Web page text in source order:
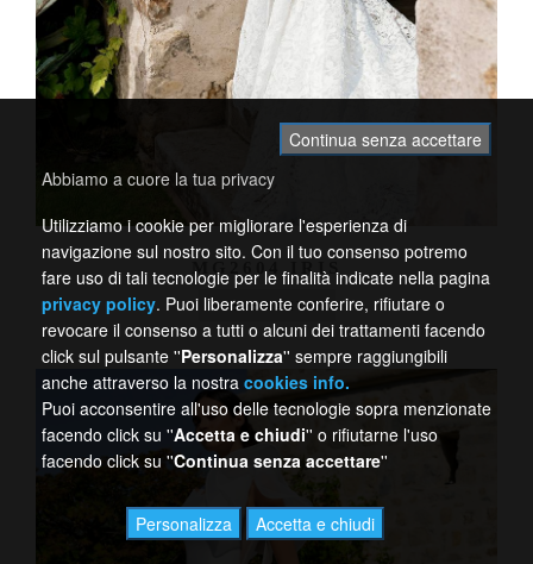
MG2604 IRIS
ELEGANTE
Continua senza accettare
Abbiamo a cuore la tua privacy
Utilizziamo i cookie per migliorare l'esperienza di
navigazione sul nostro sito. Con il tuo consenso potremo
fare uso di tali tecnologie per le finalità indicate nella pagina
privacy policy. Puoi liberamente conferire, rifiutare o
revocare il consenso a tutti o alcuni dei trattamenti facendo
click sul pulsante ''Personalizza'' sempre raggiungibili
anche attraverso la nostra cookies info.
Puoi acconsentire all'uso delle tecnologie sopra menzionate
facendo click su ''Accetta e chiudi'' o rifiutarne l'uso
facendo click su ''Continua senza accettare''
Personalizza Accetta e chiudi